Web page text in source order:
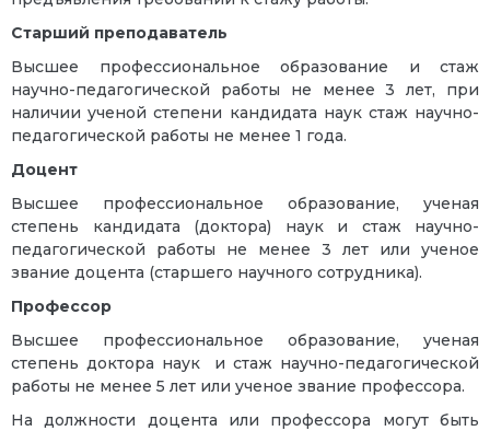
Старший преподаватель
Высшее профессиональное образование и стаж
научно-педагогической работы не менее 3 лет, при
наличии ученой степени кандидата наук стаж научно-
педагогической работы не менее 1 года.
Доцент
Высшее профессиональное образование, ученая
степень кандидата (доктора) наук и стаж научно-
педагогической работы не менее 3 лет или ученое
звание доцента (старшего научного сотрудника).
Профессор
Высшее профессиональное образование, ученая
степень доктора наук и стаж научно-педагогической
работы не менее 5 лет или ученое звание профессора.
На должности доцента или профессора могут быть